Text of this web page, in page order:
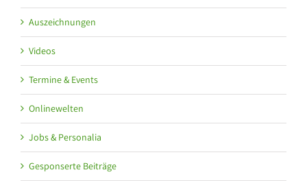
Auszeichnungen
Videos
Termine & Events
Onlinewelten
Jobs & Personalia
Gesponserte Beiträge